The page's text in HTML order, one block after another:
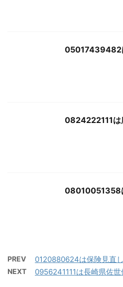
05017439482
0824222111は
08010051358
PREV 0120880624は保険見直
NEXT 0956241111は長崎県佐